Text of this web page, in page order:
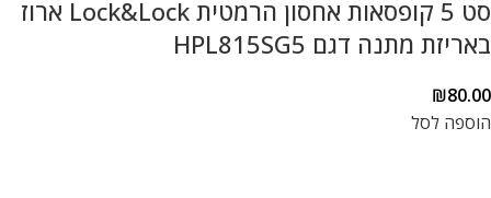
סט 5 קופסאות אחסון הרמטית Lock&Lock ארוז
באריזת מתנה דגם HPL815SG5
₪80.00
הוספה לסל